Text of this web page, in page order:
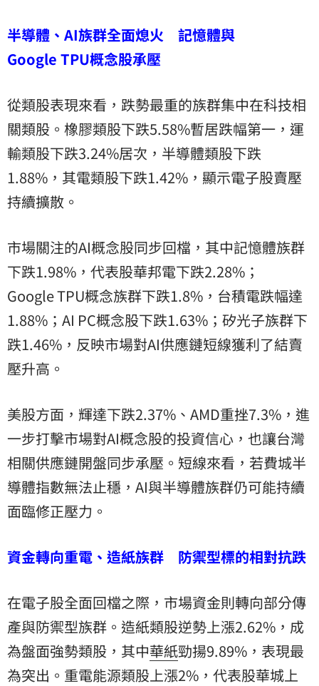
半導體、AI族群全面熄火 記憶體與
Google TPU概念股承壓
從類股表現來看，跌勢最重的族群集中在科技相
關類股。橡膠類股下跌5.58%暫居跌幅第一，運
輸類股下跌3.24%居次，半導體類股下跌
1.88%，其電類股下跌1.42%，顯示電子股賣壓
持續擴散。
市場關注的AI概念股同步回檔，其中記憶體族群
下跌1.98%，代表股華邦電下跌2.28%；
Google TPU概念族群下跌1.8%，台積電跌幅達
1.88%；AI PC概念股下跌1.63%；矽光子族群下
跌1.46%，反映市場對AI供應鏈短線獲利了結賣
壓升高。
美股方面，輝達下跌2.37%、AMD重挫7.3%，進
一步打擊市場對AI概念股的投資信心，也讓台灣
相關供應鏈開盤同步承壓。短線來看，若費城半
導體指數無法止穩，AI與半導體族群仍可能持續
面臨修正壓力。
資金轉向重電、造紙族群 防禦型標的相對抗跌
在電子股全面回檔之際，市場資金則轉向部分傳
產與防禦型族群。造紙類股逆勢上漲2.62%，成
為盤面強勢類股，其中華紙勁揚9.89%，表現最
為突出。重電能源類股上漲2%，代表股華城上